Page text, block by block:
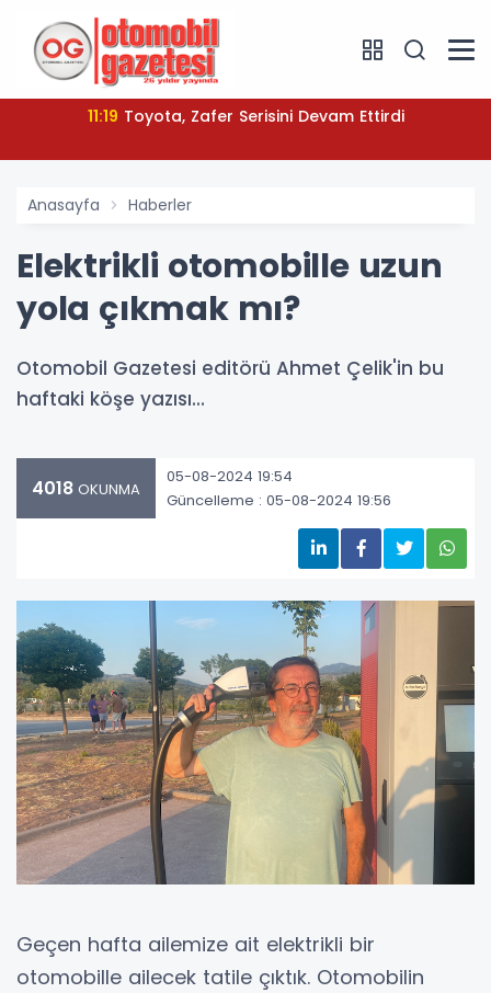
11:19 Toyota, Zafer Serisini Devam Ettirdi
Anasayfa Haberler
Elektrikli otomobille uzun
yola çıkmak mı?
Otomobil Gazetesi editörü Ahmet Çelik'in bu
haftaki köşe yazısı...
4018 OKUNMA
05-08-2024 19:54
Güncelleme : 05-08-2024 19:56
Geçen hafta ailemize ait elektrikli bir
otomobille ailecek tatile çıktık. Otomobilin